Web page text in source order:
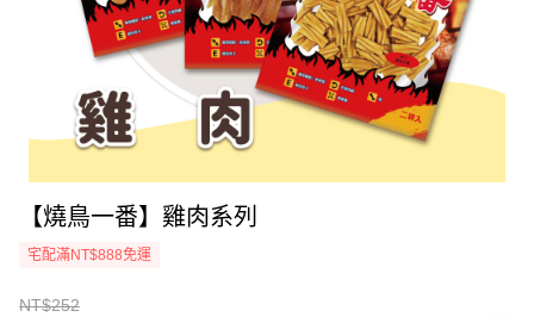
【燒鳥一番】雞肉系列
宅配滿NT$888免運
NT$252